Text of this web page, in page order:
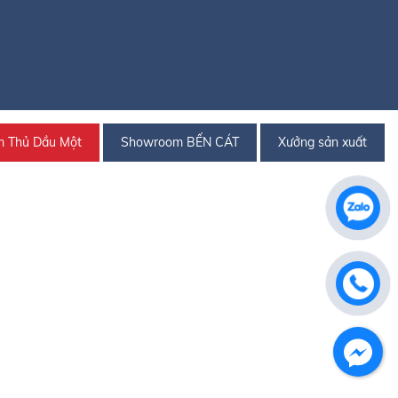
Thủ Dầu Một Showroom BẾN CÁT Xưởng sản xuất